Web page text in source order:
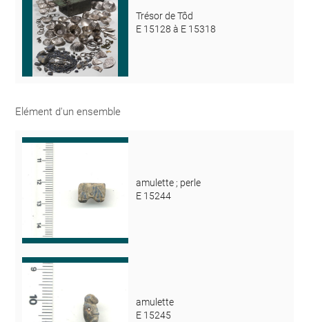
Trésor de Tôd
E 15128 à E 15318
Elément d'un ensemble
amulette ; perle
E 15244
amulette
E 15245